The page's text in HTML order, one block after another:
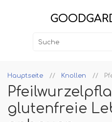
Hauptseite Knollen
glutenfreie